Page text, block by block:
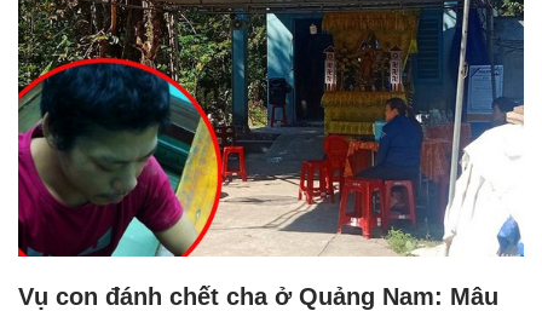
Vụ con đánh chết cha ở Quảng Nam: Mâu